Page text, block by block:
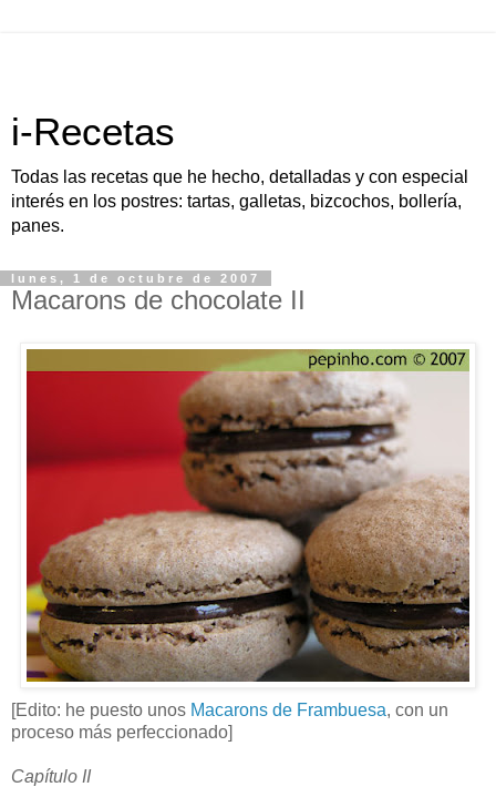
i-Recetas
Todas las recetas que he hecho, detalladas y con especial
interés en los postres: tartas, galletas, bizcochos, bollería,
panes.
lunes, 1 de octubre de 2007
Macarons de chocolate II
[Edito: he puesto unos Macarons de Frambuesa, con un
proceso más perfeccionado]
Capítulo II